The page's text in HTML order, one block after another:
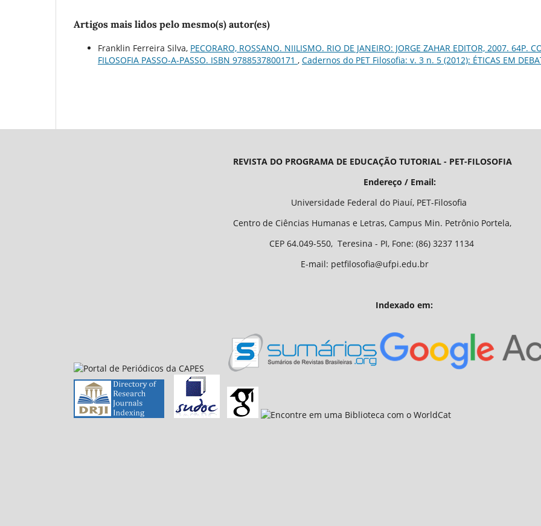
Artigos mais lidos pelo mesmo(s) autor(es)
Franklin Ferreira Silva, PECORARO, ROSSANO. NIILISMO. RIO DE JANEIRO: JORGE ZAHAR EDITOR, 2007. 64P.
FILOSOFIA PASSO-A-PASSO. ISBN 9788537800171 , Cadernos do PET Filosofia: v. 3 n. 5 (2012): ÉTICAS EM
REVISTA DO PROGRAMA DE EDUCAÇÃO TUTORIAL - PET-FILOSOFIA
Endereço / Email:
Universidade Federal do Piauí, PET-Filosofia
Centro de Ciências Humanas e Letras, Campus Min. Petrônio Portela,
CEP 64.049-550, Teresina - PI, Fone: (86) 3237 1134
E-mail: petfilosofia@ufpi.edu.br
Indexado em: